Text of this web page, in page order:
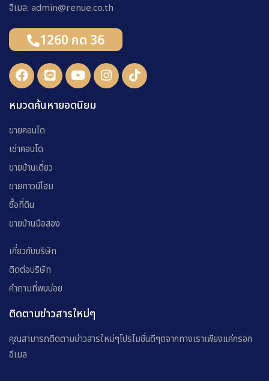
อีเมล: admin@renue.co.th
1260 กด 36
หมวดค้นหายอดนิยม
ขายคอนโด
เช่าคอนโด
ขายบ้านเดี่ยว
ขายทาวน์โฮม
ซื้อที่ดิน
ขายบ้านมือสอง
เกี่ยวกับบริษัท
ติดต่อบริษัท
คำถามที่พบบ่อย
ติดตามข่าวสารใหม่ๆ
คุณสามารถติดตามข่าวสารใหม่ๆโปรโมชั่นดีๆตจากทางเราเพียงแค่กรอก
อีเมล